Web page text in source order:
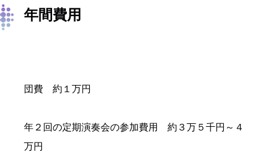
年間費用
団費 約１万円
年２回の定期演奏会の参加費用 約３万５千円～４
万円